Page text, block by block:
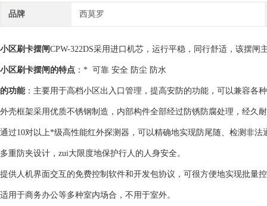
品牌 西莫罗
小区刷卡摆闸CPW-322DS采用进口机芯，运行平稳，同行舒适，该摆
小区刷卡摆闸 的特点 ：* 可靠 安全 防尘 防水
的功能：主要用于高档小区出入口管理，提高安防的功能，可以兼容各
外壳框架采用优质不锈钢制造，内部构件全部经过防锈防腐处理，经久
通过10对以上*级高性能红外探测器，可以精确地实现防尾随、检测非
多重防夹设计，zui大限度地保护行人的人身安全。
提供人机界面交互的免费控制软件和开发包协议，可很方便地实现批量
适用于商务办公等多种室内场合，不用于室外。